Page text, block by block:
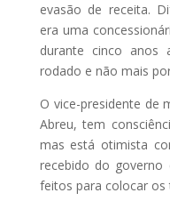
evasão de receita.
era uma
durante cinco anos
rodado e não mais
O vice-presidente de
Abreu, tem
mas está otimista
recebido do
feitos para colocar os